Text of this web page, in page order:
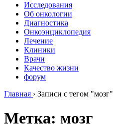
Исследования
Об онкологии
Диагностика
Онкоэнциклопедия
Лечение
Клиники
Врачи
Качество жизни
форум
Главная › Записи с тегом "мозг"
Метка: мозг